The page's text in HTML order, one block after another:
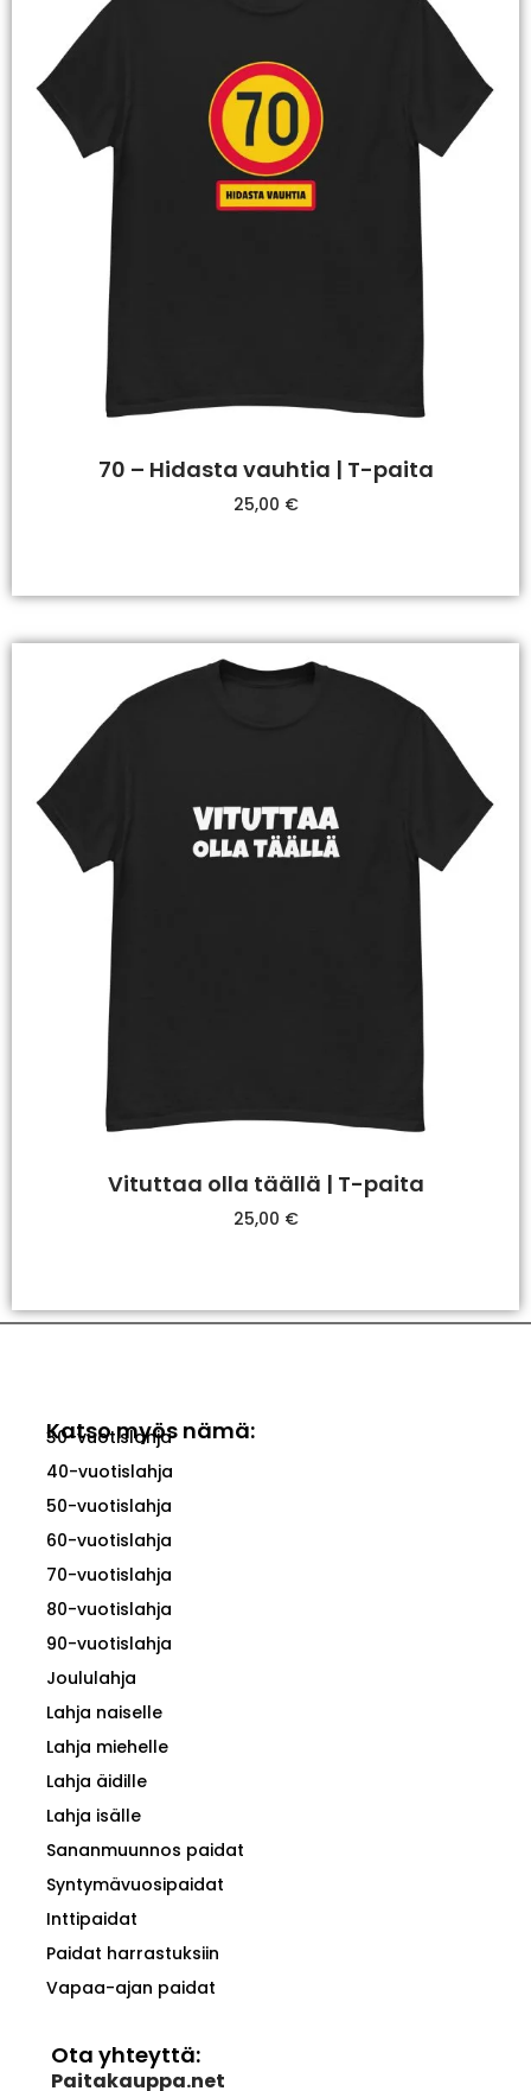
70 – Hidasta vauhtia | T-paita
25,00 €
Vituttaa olla täällä | T-paita
25,00 €
Katso myös nämä:
30-vuotislahja
40-vuotislahja
50-vuotislahja
60-vuotislahja
70-vuotislahja
80-vuotislahja
90-vuotislahja
Joululahja
Lahja naiselle
Lahja miehelle
Lahja äidille
Lahja isälle
Sananmuunnos paidat
Syntymävuosipaidat
Inttipaidat
Paidat harrastuksiin
Vapaa-ajan paidat
Ota yhteyttä:
Paitakauppa.net